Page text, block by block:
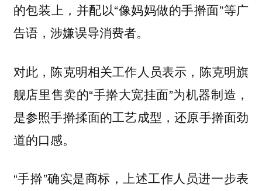
的包装上，并配以“像妈妈做的手擀面”等广
告语，涉嫌误导消费者。
对此，陈克明相关工作人员表示，陈克明旗
舰店里售卖的“手擀大宽挂面”为机器制造，
是参照手擀揉面的工艺成型，还原手擀面劲
道的口感。
“手擀”确实是商标，上述工作人员进一步表